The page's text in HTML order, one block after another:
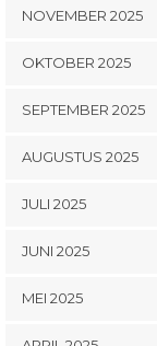
NOVEMBER 2025
OKTOBER 2025
SEPTEMBER 2025
AUGUSTUS 2025
JULI 2025
JUNI 2025
MEI 2025